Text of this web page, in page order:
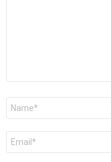
Nombre
Correo
electrónico
*